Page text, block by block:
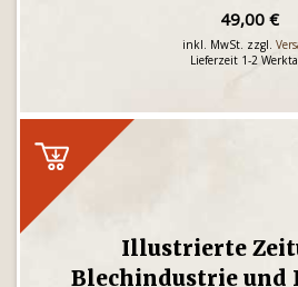
49,00 €
inkl. MwSt. zzgl.
Lieferzeit 1-2
Illustrierte
Blechindustrie